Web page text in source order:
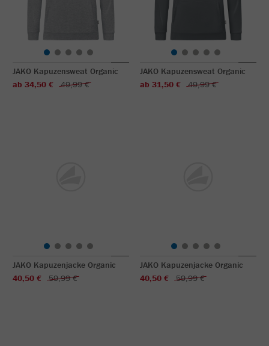
JAKO Kapuzensweat Organic
ab 34,50 €
49,99 €
JAKO Kapuzensweat Organic
ab 31,50 €
49,99 €
JAKO Kapuzenjacke Organic
40,50 €
59,99 €
JAKO Kapuzenjacke Organic
40,50 €
59,99 €